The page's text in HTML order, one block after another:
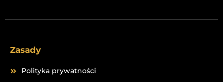
Zasady
Polityka prywatności